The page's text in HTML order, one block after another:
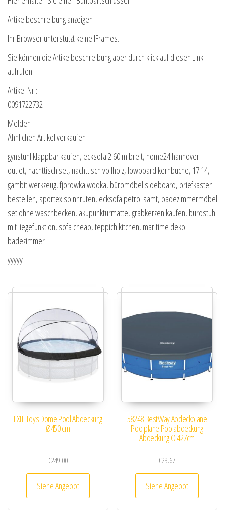
Artikelbeschreibung anzeigen
Ihr Browser unterstützt keine IFrames.
Sie können die Artikelbeschreibung aber durch klick auf diesen Link
aufrufen.
Artikel Nr.:
0091722732
Melden |
Ähnlichen Artikel verkaufen
gynstuhl klappbar kaufen, ecksofa 2 60 m breit, home24 hannover
outlet, nachttisch set, nachttisch vollholz, lowboard kernbuche, 17 14,
gambit werkzeug, fjorowka wodka, büromöbel sideboard, briefkasten
bestellen, sportex spinnruten, ecksofa petrol samt, badezimmermöbel
set ohne waschbecken, akupunkturmatte, grabkerzen kaufen, bürostuhl
mit liegefunktion, sofa cheap, teppich kitchen, maritime deko
badezimmer
yyyyy
EXIT Toys Dome Pool Abdeckung
Ø450 cm
€249.00
Siehe Angebot
58248 BestWay Abdeckplane
Poolplane Poolabdeckung
Abdeckung O 427cm
€23.67
Siehe Angebot